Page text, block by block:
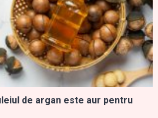
de argan este aur pentru